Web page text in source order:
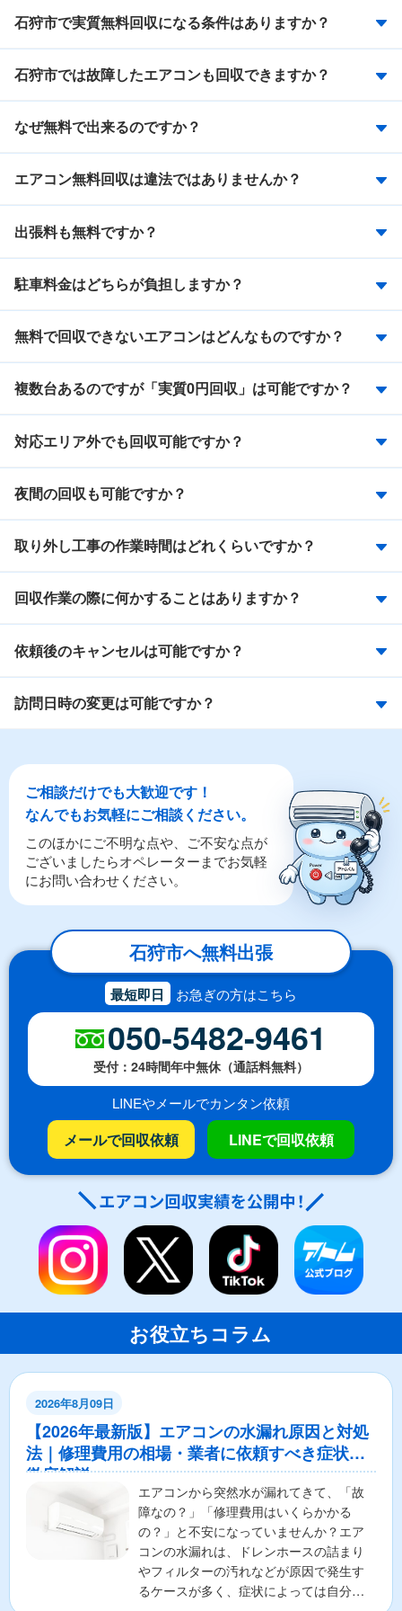
石狩市で実質無料回収になる条件はありますか？
石狩市では故障したエアコンも回収できますか？
なぜ無料で出来るのですか？
エアコン無料回収は違法ではありませんか？
出張料も無料ですか？
駐車料金はどちらが負担しますか？
無料で回収できないエアコンはどんなものですか？
複数台あるのですが「実質0円回収」は可能ですか？
対応エリア外でも回収可能ですか？
夜間の回収も可能ですか？
取り外し工事の作業時間はどれくらいですか？
回収作業の際に何かすることはありますか？
依頼後のキャンセルは可能ですか？
訪問日時の変更は可能ですか？
ご相談だけでも大歓迎です！
なんでもお気軽にご相談ください。
このほかにご不明な点や、ご不安な点が
ございましたらオペレーターまでお気軽
にお問い合わせください。
石狩市へ無料出張
最短即日 お急ぎの方はこちら
050-5482-9461
受付：24時間年中無休（通話料無料）
LINEやメールでカンタン依頼
メールで回収依頼 LINEで回収依頼
お役立ちコラム
2026年8月09日
【2026年最新版】エアコンの水漏れ原因と対処
法｜修理費用の相場・業者に依頼すべき症状も
徹底解説
エアコンから突然水が漏れてきて、「故
障なの？」「修理費用はいくらかかる
の？」と不安になっていませんか？エア
コンの水漏れは、ドレンホースの詰まり
やフィルターの汚れなどが原因で発生す
るケースが多く、症状によっては自分で